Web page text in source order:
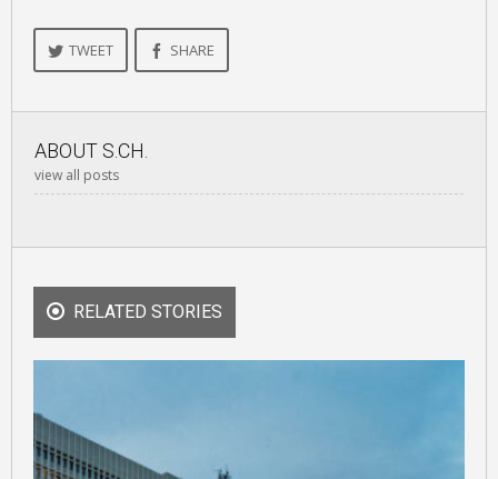
TWEET SHARE
ABOUT S.CH.
view all posts
RELATED STORIES